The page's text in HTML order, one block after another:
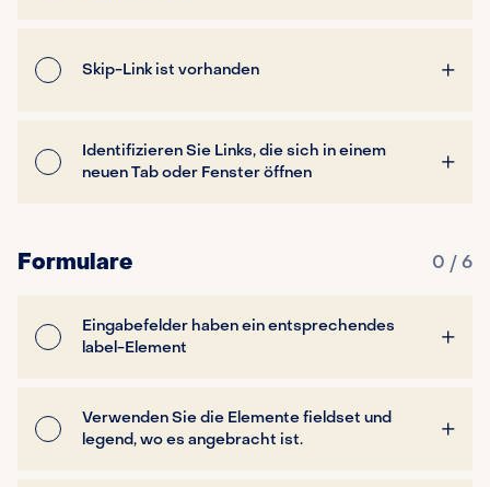
Skip-Link ist vorhanden
Identifizieren Sie Links, die sich in einem
neuen Tab oder Fenster öffnen
Formulare 0 / 6
Eingabefelder haben ein entsprechendes
label-Element
Verwenden Sie die Elemente fieldset und
legend, wo es angebracht ist.